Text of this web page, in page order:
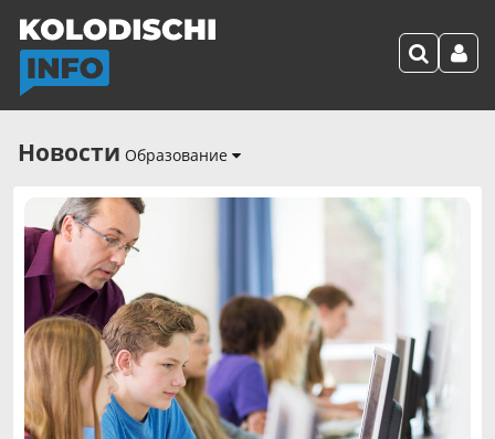
Новости Образование